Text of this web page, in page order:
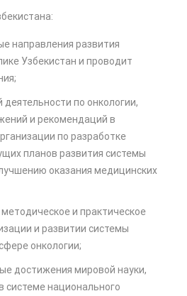
направления развития
Узбекистан и проводит
деятельности по онкологии,
и рекомендаций в
по разработке
планов развития системы
оказания медицинских
и практическое
и развитии системы
онкологии;
достижения мировой науки,
системе национального